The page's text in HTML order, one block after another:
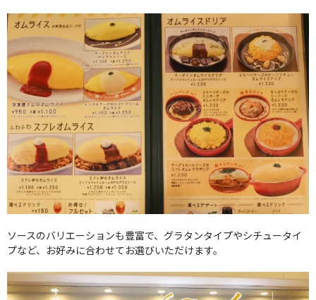
ソースのバリエーションも豊富で、グラタンタイプやシチュータイ
プなど、お好みに合わせてお選びいただけます。